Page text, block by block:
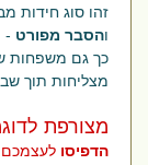
זהו סוג חידות
הסבר מפורט-
כך גם משפחות
מצליחות תוך
מצורפת
הדפיסולעצמכם